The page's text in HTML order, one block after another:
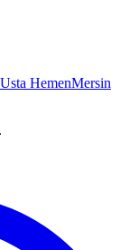
Usta HemenMersin